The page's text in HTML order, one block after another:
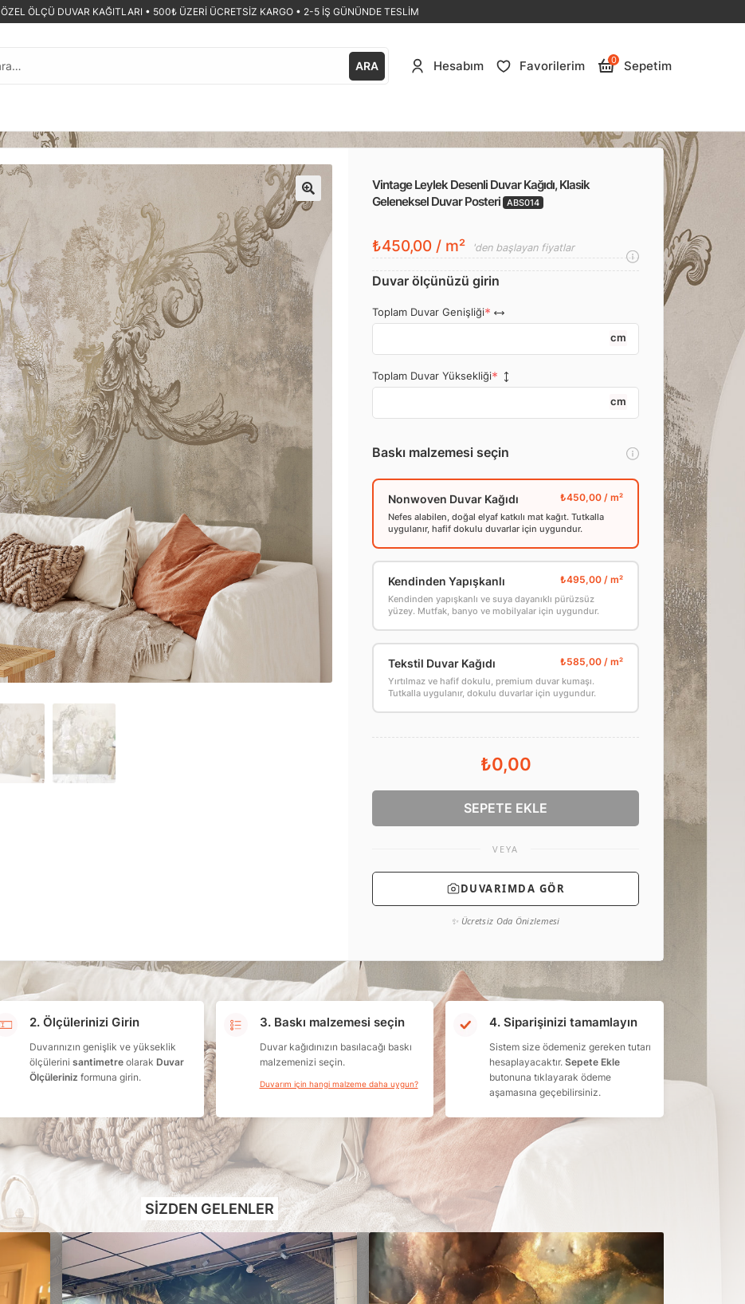
ÖZEL ÖLÇÜ DUVAR KAĞITLARI • 500₺ ÜZERİ ÜCRETSİZ KARGO • 2-5 İŞ GÜNÜNDE TESLİM
ARA Hesabım Favorilerim 0 Sepetim
🔍
Vintage Leylek Desenli Duvar Kağıdı, Klasik
Geleneksel Duvar Posteri ABS014
₺450,00 / m² 'den başlayan fiyatlar
Duvar ölçünüzü girin
Toplam Duvar Genişliği
cm
Toplam Duvar Yüksekliği
cm
Baskı malzemesi seçin
Nonwoven Duvar Kağıdı
Nefes alabilen, doğal elyaf katkılı mat kağıt. Tutkalla
uygulanır, hafif dokulu duvarlar için uygundur.
Kendinden Yapışkanlı
Kendinden yapışkanlı ve suya dayanıklı pürüzsüz
yüzey. Mutfak, banyo ve mobilyalar için uygundur.
Tekstil Duvar Kağıdı
Yırtılmaz ve hafif dokulu, premium duvar kumaşı.
Tutkalla uygulanır, dokulu duvarlar için uygundur.
₺0,00
SEPETE EKLE
VEYA
DUVARIMDA GÖR
✨ Ücretsiz Oda Önizlemesi
2. Ölçülerinizi Girin
Duvarınızın genişlik ve yükseklik
ölçülerini santimetreolarak Duvar
Ölçüleriniz formuna girin.
3. Baskı malzemesi seçin
Duvar kağıdınızın basılacağı baskı
malzemenizi seçin.
Duvarım için hangi malzeme daha uygun?
4. Siparişinizi tamamlayın
Sistem size ödemeniz gereken tutarı
hesaplayacaktır.Sepete Ekle
butonuna tıklayarak ödeme
aşamasına geçebilirsiniz.
SIZDEN GELENLER